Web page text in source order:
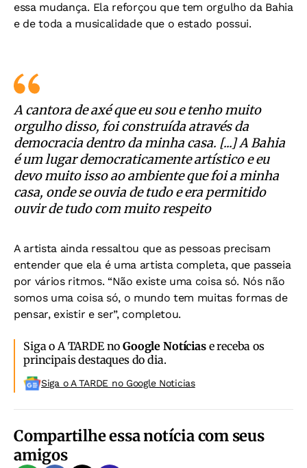
essa mudança. Ela reforçou que tem orgulho da Bahia
e de toda a musicalidade que o estado possui.
A cantora de axé que eu sou e tenho muito
orgulho disso, foi construída através da
democracia dentro da minha casa. [...] A Bahia
é um lugar democraticamente artístico e eu
devo muito isso ao ambiente que foi a minha
casa, onde se ouvia de tudo e era permitido
ouvir de tudo com muito respeito
A artista ainda ressaltou que as pessoas precisam
entender que ela é uma artista completa, que passeia
por vários ritmos. “Não existe uma coisa só. Nós não
somos uma coisa só, o mundo tem muitas formas de
pensar, existir e ser”, completou.
Siga o A TARDE noGoogle Notíciase receba os
principais destaques do dia.
Siga o A TARDE no Google Noticias
Compartilhe essa notícia com seus
amigos